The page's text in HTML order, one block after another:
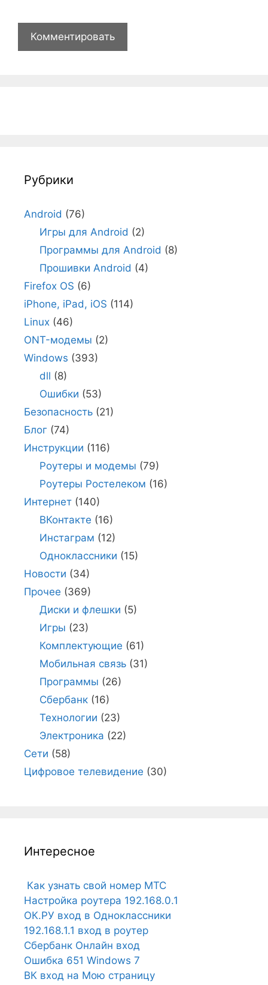
Рубрики
Android (76)
Игры для Android (2)
Программы для Android (8)
Прошивки Android (4)
Firefox OS (6)
iPhone, iPad, iOS (114)
Linux (46)
ONT-модемы (2)
Windows (393)
dll (8)
Ошибки (53)
Безопасность (21)
Блог (74)
Инструкции (116)
Роутеры и модемы (79)
Роутеры Ростелеком (16)
Интернет (140)
ВКонтакте (16)
Инстаграм (12)
Одноклассники (15)
Новости (34)
Прочее (369)
Диски и флешки (5)
Игры (23)
Комплектующие (61)
Мобильная связь(31)
Программы (26)
Сбербанк(16)
Технологии (23)
Электроника (22)
Сети (58)
Цифровое телевидение (30)
Интересное
Как узнать свой номер МТС
Настройка роутера 192.168.0.1
ОК.РУ вход в Одноклассники
192.168.1.1 вход в роутер
Сбербанк Онлайн вход
Ошибка 651 Windows 7
ВК вход на Мою страницу